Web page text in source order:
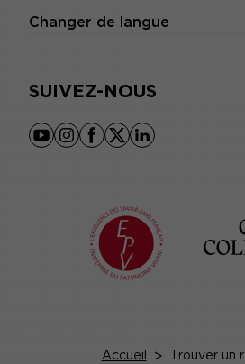
Changer de langue
SUIVEZ-NOUS
youtube
instagram
facebook
x linkedin
Accueil > Trouver un